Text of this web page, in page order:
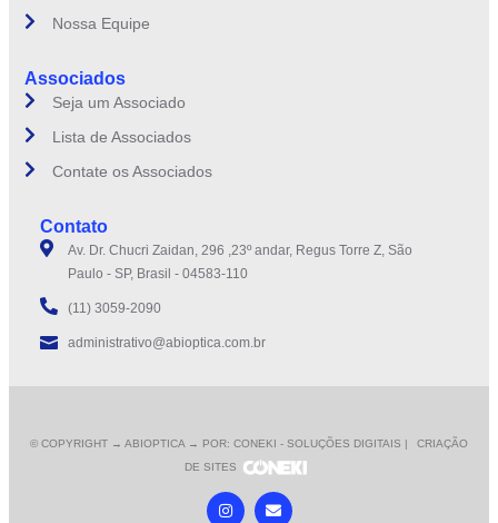
Nossa Equipe
Associados
Seja um Associado
Lista de Associados
Contate os Associados
Contato
Av. Dr. Chucri Zaidan, 296 ,23º andar, Regus Torre Z, São
Paulo - SP, Brasil - 04583-110
(11) 3059-2090
administrativo@abioptica.com.br
© COPYRIGHT → ABIOPTICA → POR: CONEKI - SOLUÇÕES DIGITAIS |
CRIAÇÃO
DE SITES